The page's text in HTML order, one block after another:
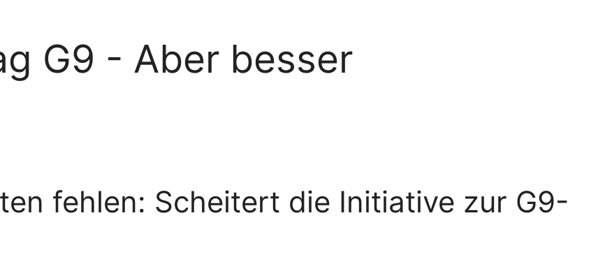
G9 - Aber besser
fehlen: Scheitert die Initiative zur G9-